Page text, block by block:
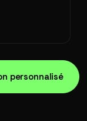
personnalisé